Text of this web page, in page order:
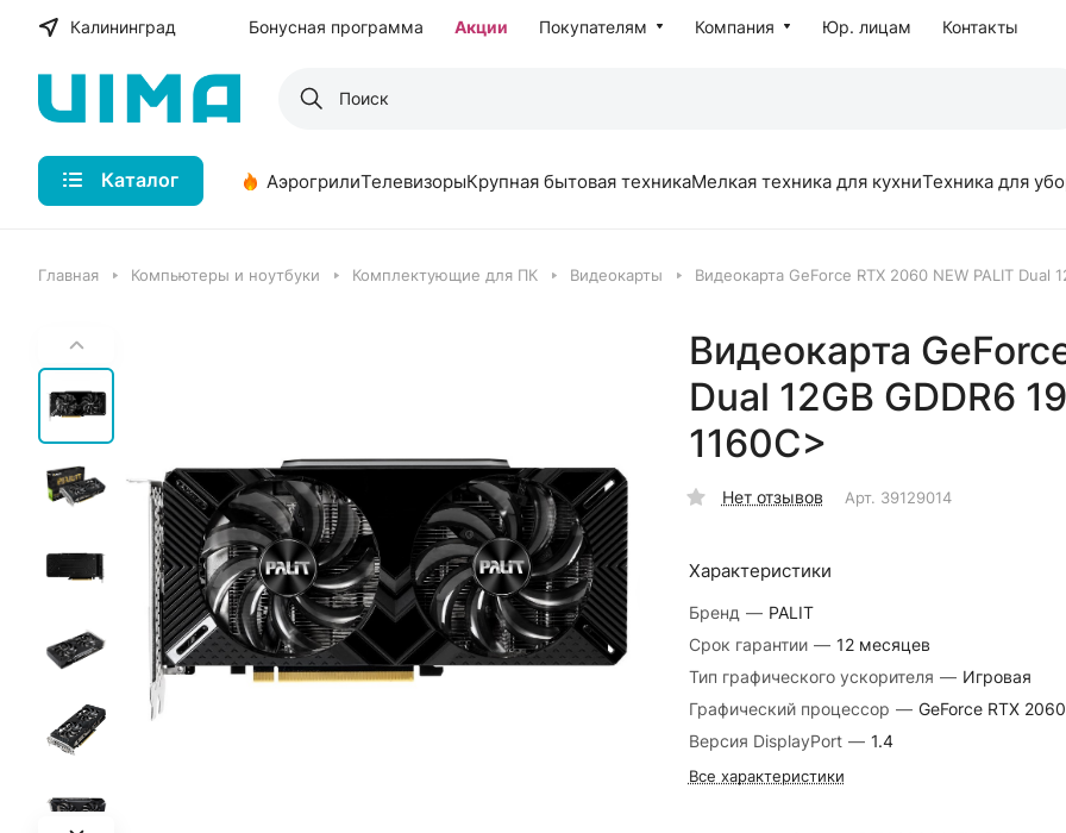
Калининград Бонусная программа Акции Покупателям Компания Юр. лицам Контакты
Каталог АэрогрилиТелевизорыКрупная бытовая техникаМелкая техника для кухниТехника для
Главная Компьютеры и ноутбуки Комплектующие для ПК Видеокарты Видеокарта GeForce RTX 2060 NEW PALIT Dual
Видеокарта
Dual 12GB GDDR6
1160C>
Нет отзывов Арт. 39129014
Характеристики
Бренд — PALIT
Срок гарантии — 12 месяцев
Тип графического ускорителя — Игровая
Графический процессор — GeForce RTX 2060
Версия DisplayPort — 1.4
Все характеристики